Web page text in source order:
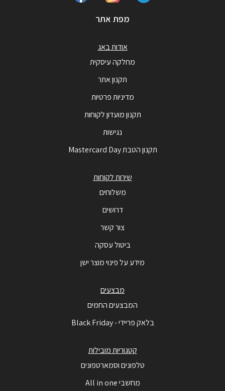
מפת אתר
אודות באג
מחלקה עיסקית
תקנון אתר
מדיניות פרטיות
תקנון מועדון לקוחות
נגישות
תקנון הטבת Mastercard Day
שירות לקוחות
משלוחים
דרושים
צור קשר
ביטול עסקה
מידע על פינוי מוצר ישן
מבצעים
המבצעים החמים
בלאק פריידי - Black Friday
קטגוריות מובילות
טלפונים וסמארטפונים
מחשבי All in one